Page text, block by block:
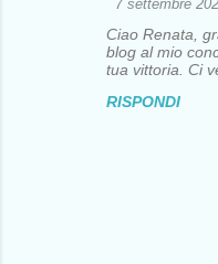
7 settembre
Ciao Renata,
blog al mio
tua vittoria. Ci
RISPONDI